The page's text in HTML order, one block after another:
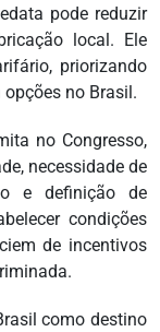
pode reduzir
local. Ele
priorizando
no Brasil.
no Congresso,
necessidade de
e definição de
condições
de incentivos
como destino